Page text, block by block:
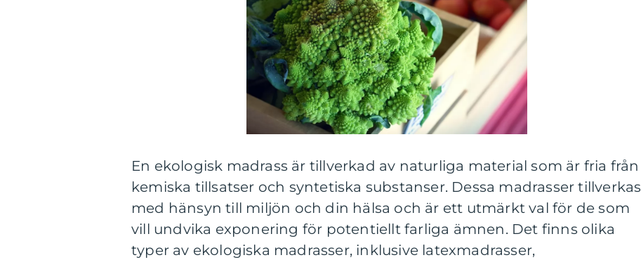
En ekologisk madrass är tillverkad av naturliga material som är fria från
kemiska tillsatser och syntetiska substanser. Dessa madrasser tillverkas
med hänsyn till miljön och din hälsa och är ett utmärkt val för de som
vill undvika exponering för potentiellt farliga ämnen. Det finns olika
typer av ekologiska madrasser, inklusive latexmadrasser,